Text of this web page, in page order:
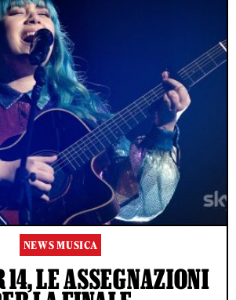
NEWS MUSICA
14, LE ASSEGNAZIONI